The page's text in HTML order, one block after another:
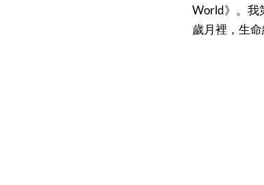
World》。我
歲月裡，生